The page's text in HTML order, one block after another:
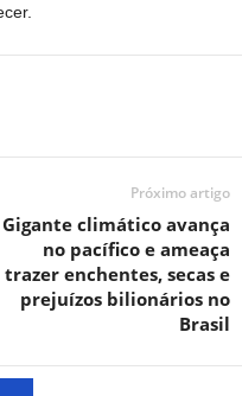
Próximo artigo
Gigante climático avança
no pacífico e ameaça
trazer enchentes, secas e
prejuízos bilionários no
Brasil